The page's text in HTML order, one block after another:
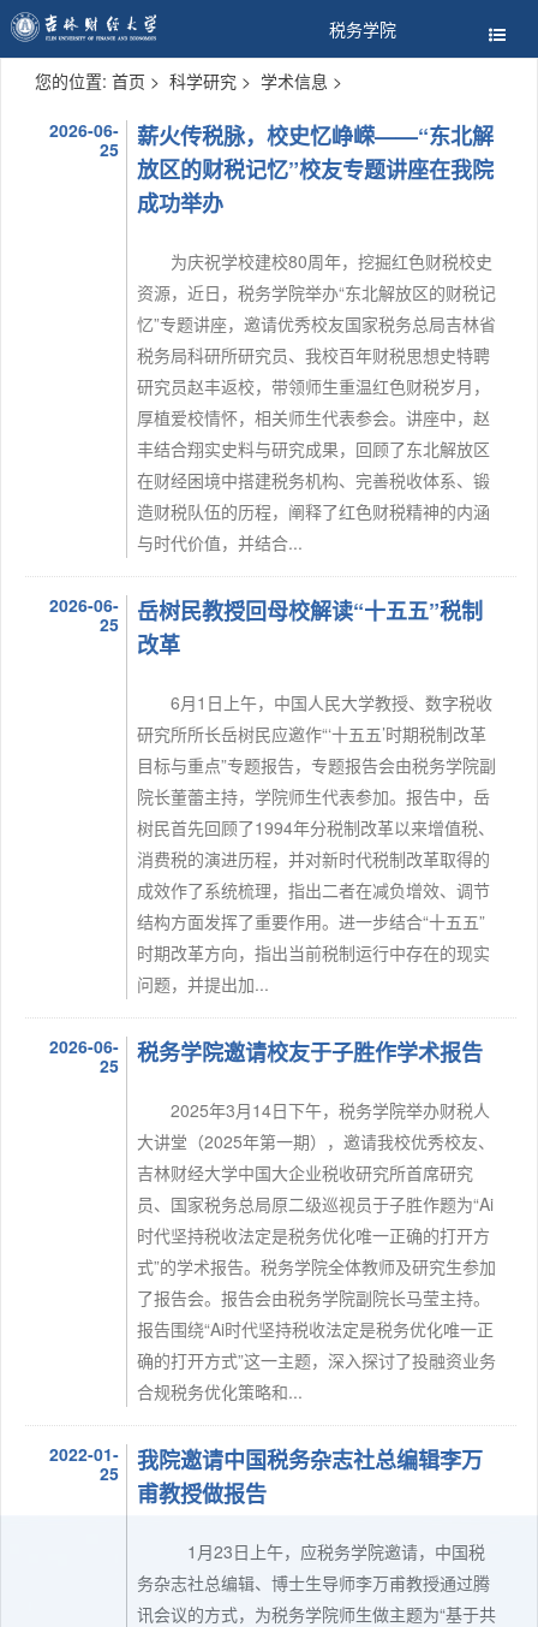
税务学院
您的位置: 首页 > 科学研究 > 学术信息 >
2026-06-
25
薪火传税脉，校史忆峥嵘——“东北解
放区的财税记忆”校友专题讲座在我院
成功举办
为庆祝学校建校80周年，挖掘红色财税校史
资源，近日，税务学院举办“东北解放区的财税记
忆”专题讲座，邀请优秀校友国家税务总局吉林省
税务局科研所研究员、我校百年财税思想史特聘
研究员赵丰返校，带领师生重温红色财税岁月，
厚植爱校情怀，相关师生代表参会。讲座中，赵
丰结合翔实史料与研究成果，回顾了东北解放区
在财经困境中搭建税务机构、完善税收体系、锻
造财税队伍的历程，阐释了红色财税精神的内涵
与时代价值，并结合...
2026-06-
25
岳树民教授回母校解读“十五五”税制
改革
6月1日上午，中国人民大学教授、数字税收
研究所所长岳树民应邀作“‘十五五’时期税制改革
目标与重点”专题报告，专题报告会由税务学院副
院长董蕾主持，学院师生代表参加。报告中，岳
树民首先回顾了1994年分税制改革以来增值税、
消费税的演进历程，并对新时代税制改革取得的
成效作了系统梳理，指出二者在减负增效、调节
结构方面发挥了重要作用。进一步结合“十五五”
时期改革方向，指出当前税制运行中存在的现实
问题，并提出加...
2026-06-
25
税务学院邀请校友于子胜作学术报告
2025年3月14日下午，税务学院举办财税人
大讲堂（2025年第一期），邀请我校优秀校友、
吉林财经大学中国大企业税收研究所首席研究
员、国家税务总局原二级巡视员于子胜作题为“Ai
时代坚持税收法定是税务优化唯一正确的打开方
式”的学术报告。税务学院全体教师及研究生参加
了报告会。报告会由税务学院副院长马莹主持。
报告围绕“Ai时代坚持税收法定是税务优化唯一正
确的打开方式”这一主题，深入探讨了投融资业务
合规税务优化策略和...
2022-01-
25
我院邀请中国税务杂志社总编辑李万
甫教授做报告
1月23日上午，应税务学院邀请，中国税
务杂志社总编辑、博士生导师李万甫教授通过腾
讯会议的方式，为税务学院师生做主题为“基于共